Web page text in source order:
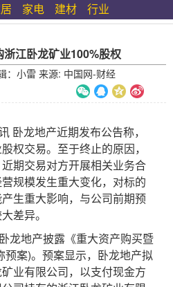
家电 建材 行业
江卧龙矿业100%股权
小雷 来源: 中国网-财经
龙地产近期发布公告称，
权交易。至于终止的原因，
期交易对方开展相关业务合
规模发生重大变化，对标的
生重大影响，与公司前期预
差异。
地产披露《重大资产购买暨
预案)。预案显示，卧龙地产拟
业有限公司，以支付现金方